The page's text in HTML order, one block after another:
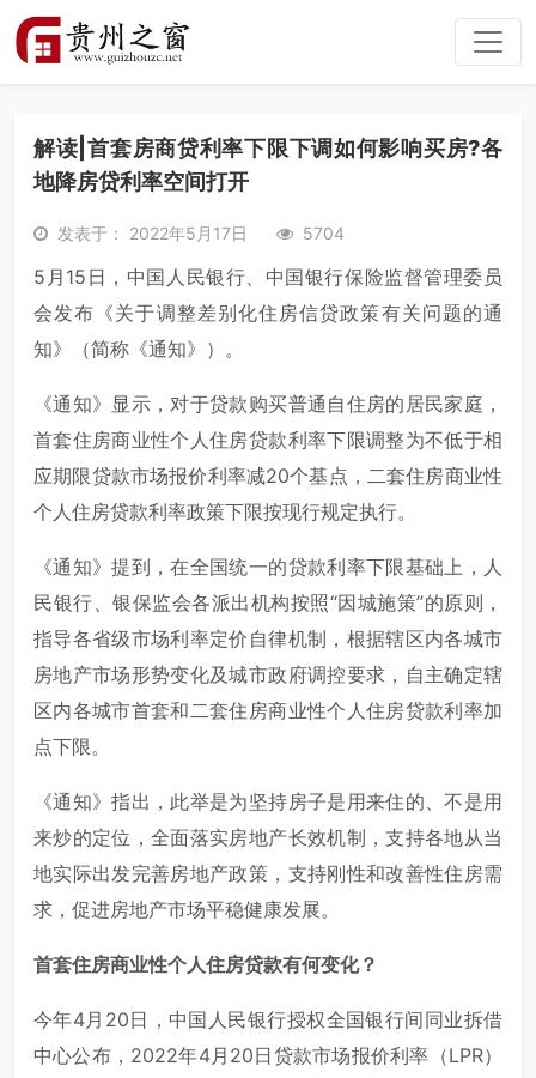
解读|首套房商贷利率下限下调如何影响买房?各
地降房贷利率空间打开
发表于： 2022年5月17日 5704
5月15日，中国人民银行、中国银行保险监督管理委员
会发布《关于调整差别化住房信贷政策有关问题的通
知》（简称《通知》）。
《通知》显示，对于贷款购买普通自住房的居民家庭，
首套住房商业性个人住房贷款利率下限调整为不低于相
应期限贷款市场报价利率减20个基点，二套住房商业性
个人住房贷款利率政策下限按现行规定执行。
《通知》提到，在全国统一的贷款利率下限基础上，人
民银行、银保监会各派出机构按照“因城施策”的原则，
指导各省级市场利率定价自律机制，根据辖区内各城市
房地产市场形势变化及城市政府调控要求，自主确定辖
区内各城市首套和二套住房商业性个人住房贷款利率加
点下限。
《通知》指出，此举是为坚持房子是用来住的、不是用
来炒的定位，全面落实房地产长效机制，支持各地从当
地实际出发完善房地产政策，支持刚性和改善性住房需
求，促进房地产市场平稳健康发展。
首套住房商业性个人住房贷款有何变化？
今年4月20日，中国人民银行授权全国银行间同业拆借
中心公布，2022年4月20日贷款市场报价利率（LPR）